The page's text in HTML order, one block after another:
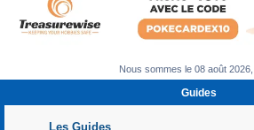
Nous sommes le 08 août
Guides
Les Guides